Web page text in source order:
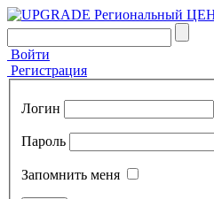
Войти
Регистрация
Логин
Пароль
Запомнить меня